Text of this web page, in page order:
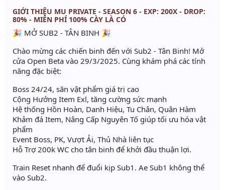
GIỚI THIỆU MU PRIVATE - SEASON 6 - EXP: 200X - DROP:
80% - MIỄN PHÍ 100% CÀY LÀ CÓ
🎉 MỞ SUB2 - TÂN BINH 🎉
Chào mừng các chiến binh đến với Sub2 - Tân Binh! Mở
cửa Open Beta vào 29/3/2025. Cùng khám phá các tính
năng đặc biệt:
Boss 24/24, săn vật phẩm giá trị cao
Cộng Hưởng Item Exl, tăng cường sức mạnh
Hệ thống Hồn Hoàn, Danh Hiệu, Tu Chân, Quân Hàm
Khảm đá Item, Nâng Cấp Nguyên Tố giúp tối ưu hóa vật
phẩm
Event Boss, PK, Vượt Ải, Thủ Nhà liên tục
Hỗ Trợ 200k WC cho tân binh để khởi đầu thuận lợi.
Train Reset nhanh để đuổi kịp Sub1. Ae Sub1 không thể
vào Sub2.